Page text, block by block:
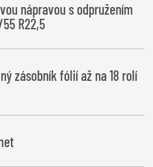
nápravou s odpružením
R22,5
zásobník fólií až na 18 rolí